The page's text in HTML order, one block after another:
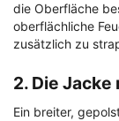
die Oberfläche
oberflächliche
zusätzlich zu
2. Die
Ein breiter,